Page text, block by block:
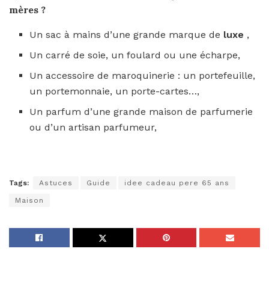
mères ?
Un sac à mains d’une grande marque de luxe ,
Un carré de soie, un foulard ou une écharpe,
Un accessoire de maroquinerie : un portefeuille,
un portemonnaie, un porte-cartes…,
Un parfum d’une grande maison de parfumerie
ou d’un artisan parfumeur,
Tags: Astuces Guide idee cadeau pere 65 ans
Maison